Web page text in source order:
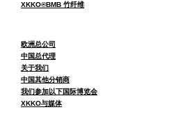
XKKO®BMB 竹纤维
欧洲总公司
中国总代理
关于我们
中国其他分销商
我们参加以下国际博览会
XKKO与媒体